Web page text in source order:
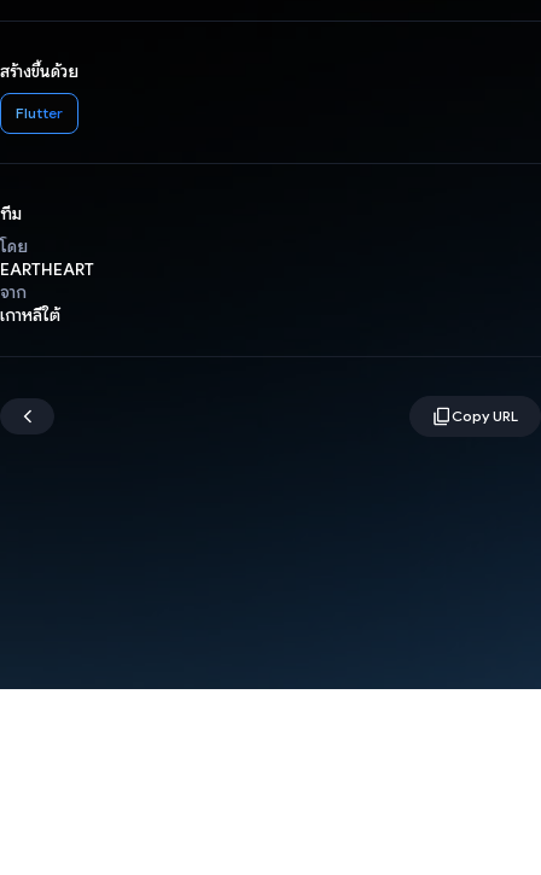
สร้างขึ้นด้วย
Flutter
ทีม
โดย
EARTHEART
จาก
เกาหลีใต้